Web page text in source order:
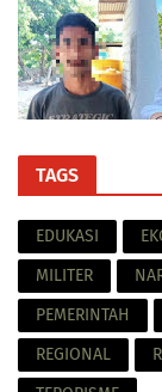
TAGS
EDUKASI
MILITER
PEMERINTAH
REGIONAL